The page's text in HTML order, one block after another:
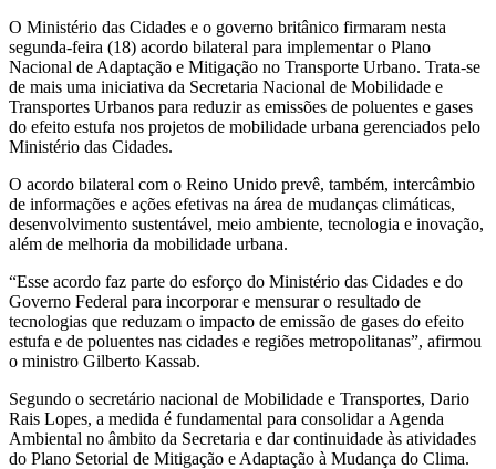
O Ministério das Cidades e o governo britânico firmaram nesta
segunda-feira (18) acordo bilateral para implementar o Plano
Nacional de Adaptação e Mitigação no Transporte Urbano. Trata-se
de mais uma iniciativa da Secretaria Nacional de Mobilidade e
Transportes Urbanos para reduzir as emissões de poluentes e gases
do efeito estufa nos projetos de mobilidade urbana gerenciados pelo
Ministério das Cidades.
O acordo bilateral com o Reino Unido prevê, também, intercâmbio
de informações e ações efetivas na área de mudanças climáticas,
desenvolvimento sustentável, meio ambiente, tecnologia e inovação,
além de melhoria da mobilidade urbana.
“Esse acordo faz parte do esforço do Ministério das Cidades e do
Governo Federal para incorporar e mensurar o resultado de
tecnologias que reduzam o impacto de emissão de gases do efeito
estufa e de poluentes nas cidades e regiões metropolitanas”, afirmou
o ministro Gilberto Kassab.
Segundo o secretário nacional de Mobilidade e Transportes, Dario
Rais Lopes, a medida é fundamental para consolidar a Agenda
Ambiental no âmbito da Secretaria e dar continuidade às atividades
do Plano Setorial de Mitigação e Adaptação à Mudança do Clima.